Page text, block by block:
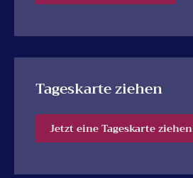
Tageskarte ziehen
Jetzt eine Tageskarte ziehen